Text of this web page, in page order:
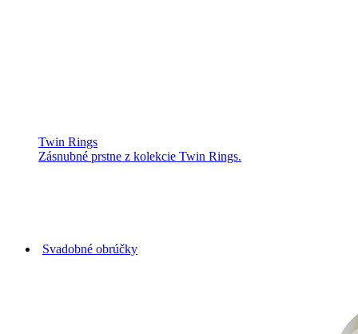
Twin Rings
Zásnubné prstne z kolekcie Twin Rings.
Svadobné obrúčky